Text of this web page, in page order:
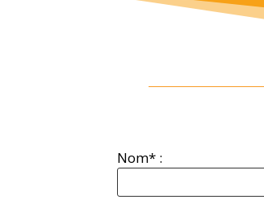
Nom* :